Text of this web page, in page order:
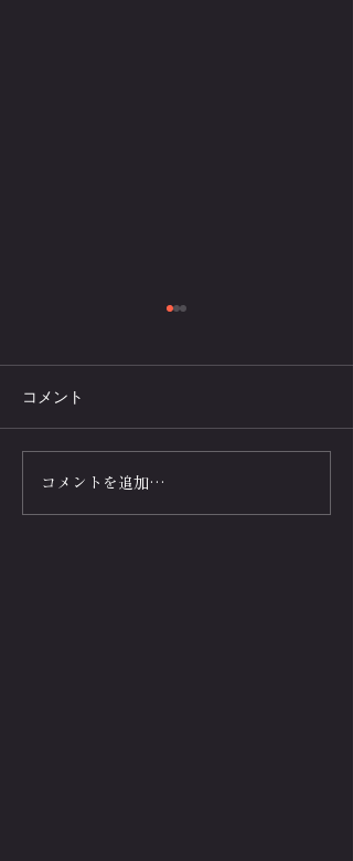
体力自慢への挑戦状💪タ
バタ式トレーニング✖腕
コメント
コメントを追加…